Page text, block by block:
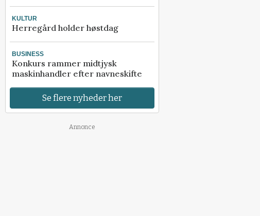
KULTUR
Herregård holder høstdag
BUSINESS
Konkurs rammer midtjysk
maskinhandler efter navneskifte
Se flere nyheder her
Annonce